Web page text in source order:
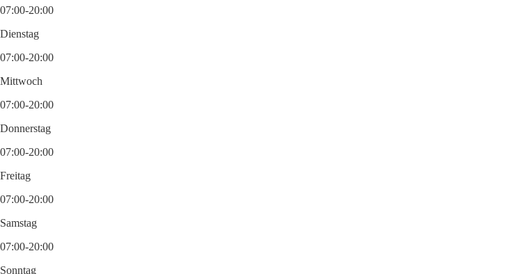
07:00-20:00
Dienstag
07:00-20:00
Mittwoch
07:00-20:00
Donnerstag
07:00-20:00
Freitag
07:00-20:00
Samstag
07:00-20:00
Sonntag